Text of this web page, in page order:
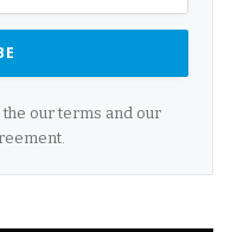
the our terms and our